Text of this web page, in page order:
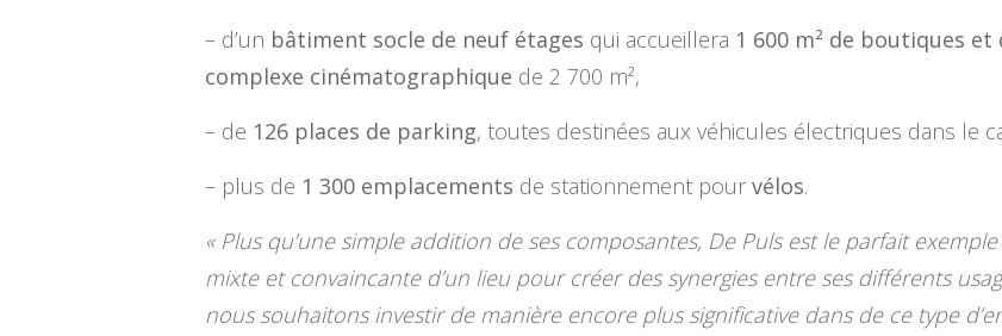
– d’un bâtiment socle de neuf étages qui accueillera 1 600 m² de boutiques et
complexe cinématographique de 2 700 m²,
– de 126 places de parking, toutes destinées aux véhicules électriques dans le
– plus de 1 300 emplacements de stationnement pourvélos.
« Plus qu’une simple addition de ses composantes, De Puls est le parfait
mixte et convaincante d’un lieu pour créer des synergies entre ses différents
nous souhaitons investir de manière encore plus significative dans de ce type